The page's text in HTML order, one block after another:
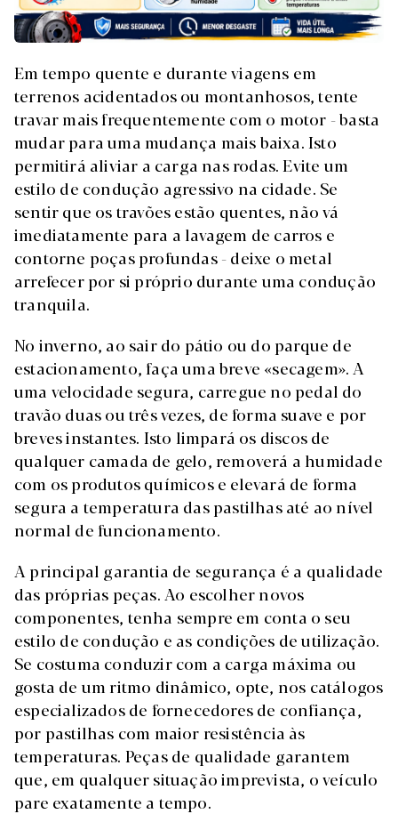
Em tempo quente e durante viagens em
terrenos acidentados ou montanhosos, tente
travar mais frequentemente com o motor - basta
mudar para uma mudança mais baixa. Isto
permitirá aliviar a carga nas rodas. Evite um
estilo de condução agressivo na cidade. Se
sentir que os travões estão quentes, não vá
imediatamente para a lavagem de carros e
contorne poças profundas - deixe o metal
arrefecer por si próprio durante uma condução
tranquila.
No inverno, ao sair do pátio ou do parque de
estacionamento, faça uma breve «secagem». A
uma velocidade segura, carregue no pedal do
travão duas ou três vezes, de forma suave e por
breves instantes. Isto limpará os discos de
qualquer camada de gelo, removerá a humidade
com os produtos químicos e elevará de forma
segura a temperatura das pastilhas até ao nível
normal de funcionamento.
A principal garantia de segurança é a qualidade
das próprias peças. Ao escolher novos
componentes, tenha sempre em conta o seu
estilo de condução e as condições de utilização.
Se costuma conduzir com a carga máxima ou
gosta de um ritmo dinâmico, opte, nos catálogos
especializados de fornecedores de confiança,
por pastilhas com maior resistência às
temperaturas. Peças de qualidade garantem
que, em qualquer situação imprevista, o veículo
pare exatamente a tempo.